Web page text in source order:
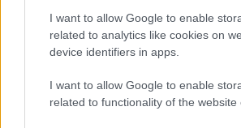
I want to allow Google to enable
related to analytics like cookies on
device identifiers in apps.
I want to allow Google to enable
related to functionality of the website
Francesca Lombardi · 7 Ago 2026
BASKET